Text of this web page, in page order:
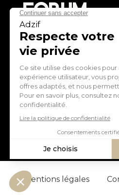
contact@adzif.biz
ZI de Cantimpré
l'Europe CS60014
59400 CAMBRAI -
Tél :03 27 74 97 00
Mentions légales